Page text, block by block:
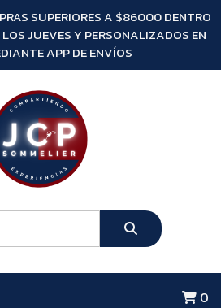
SUPERIORES A $86000 DENTRO
JUEVES Y PERSONALIZADOS EN
APP DE ENVÍOS
0